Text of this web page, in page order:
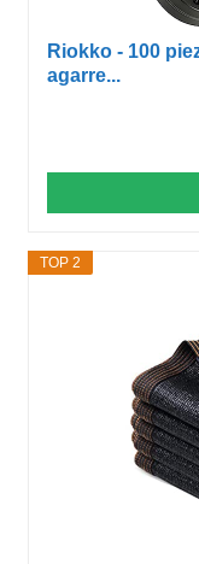
Riokko - 100
agarre...
TOP 2